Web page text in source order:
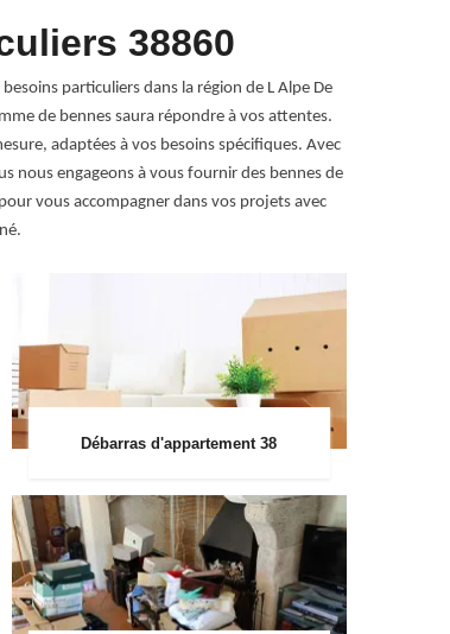
38860
particuliers dans la région de L Alpe De
de bennes saura répondre à vos attentes.
adaptées à vos besoins spécifiques. Avec
nous engageons à vous fournir des bennes de
vous accompagner dans vos projets avec
Débarras d'appartement 38